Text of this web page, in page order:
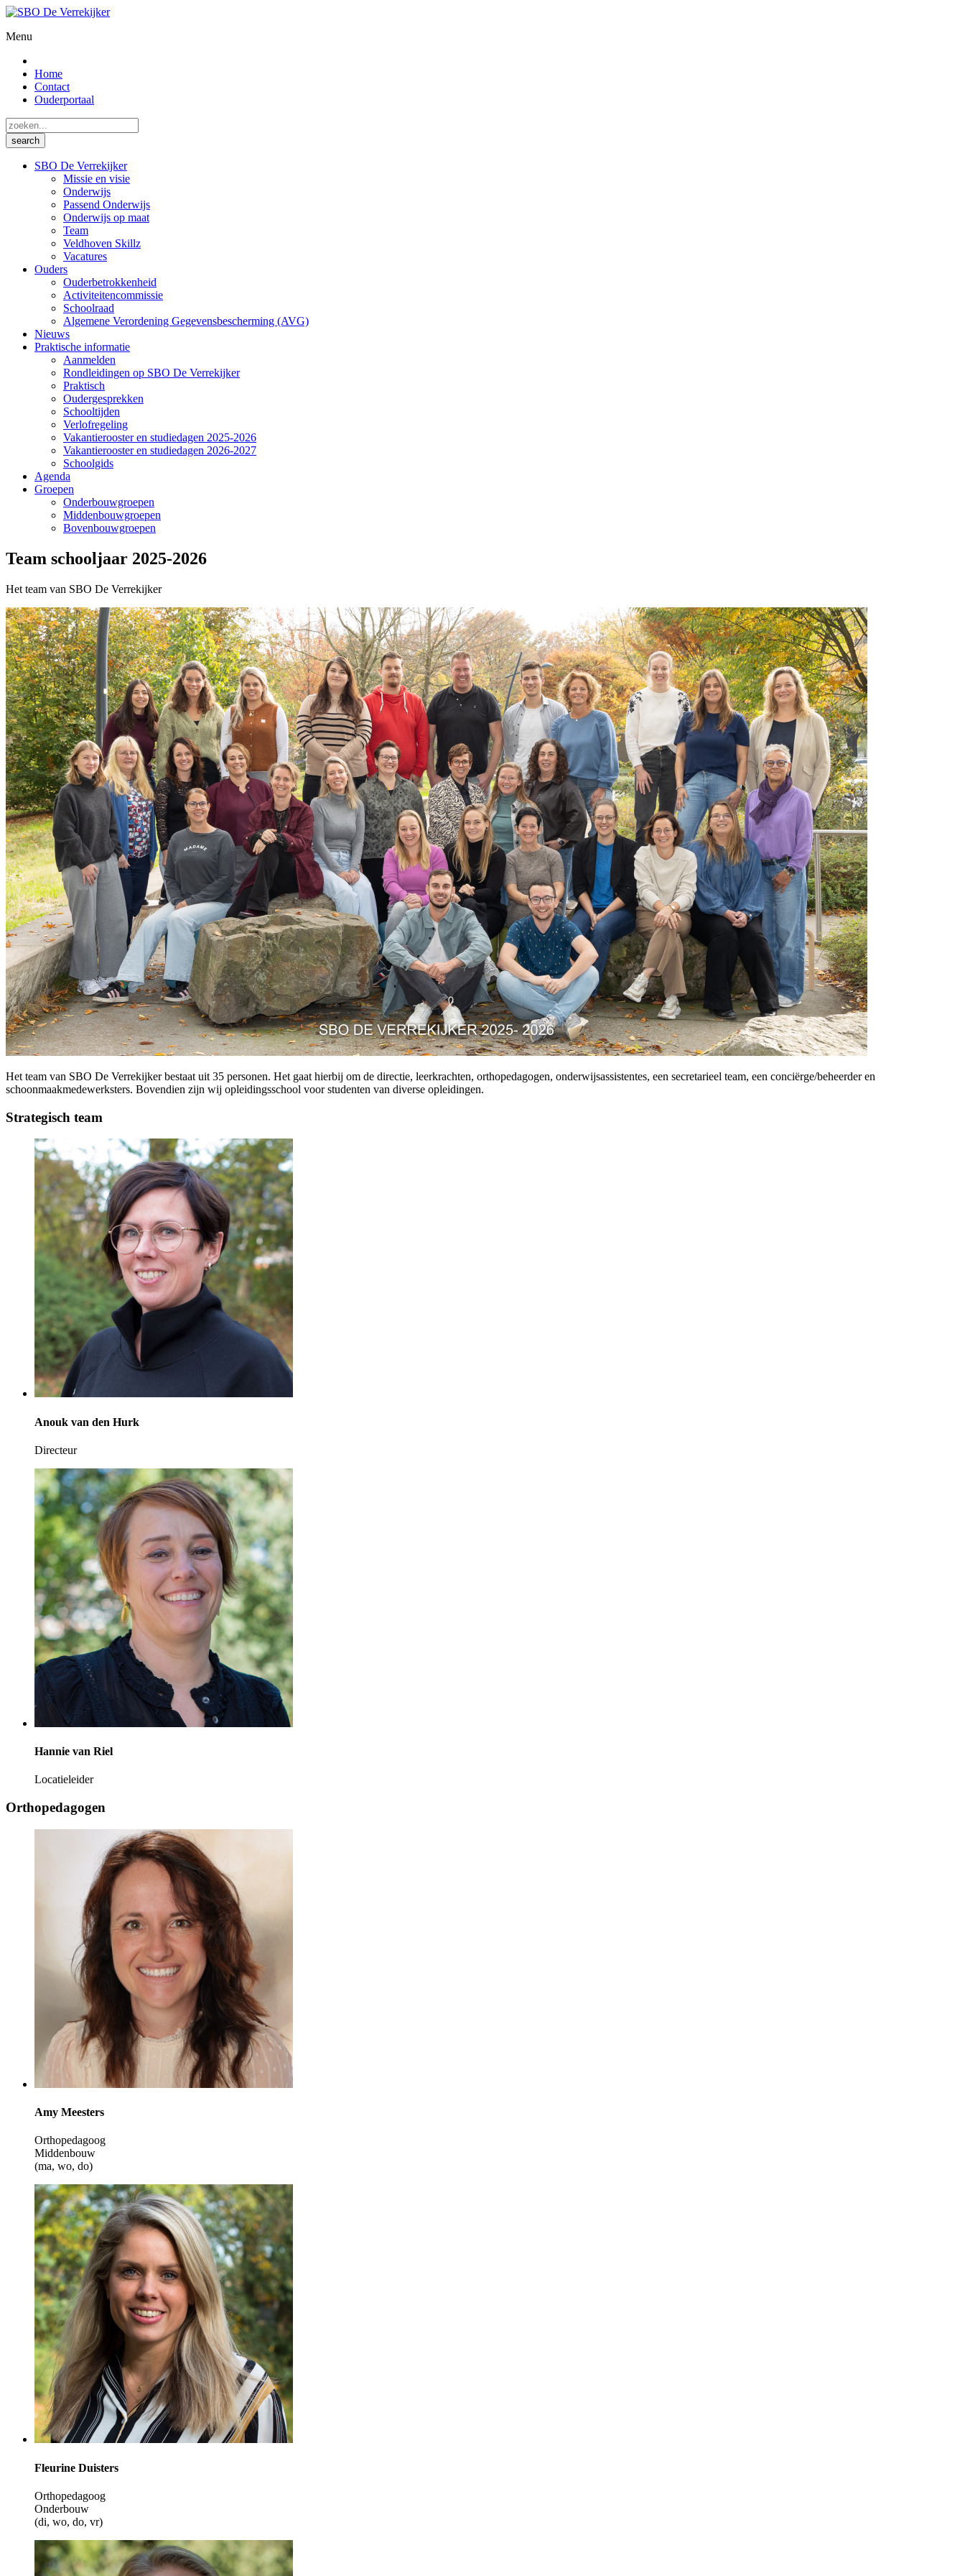
Menu
Home
Contact
Ouderportaal
SBO De Verrekijker
Missie en visie
Onderwijs
Passend Onderwijs
Onderwijs op maat
Team
Veldhoven Skillz
Vacatures
Ouders
Ouderbetrokkenheid
Activiteitencommissie
Schoolraad
Algemene Verordening Gegevensbescherming (AVG)
Nieuws
Praktische informatie
Aanmelden
Rondleidingen op SBO De Verrekijker
Praktisch
Oudergesprekken
Schooltijden
Verlofregeling
Vakantierooster en studiedagen 2025-2026
Vakantierooster en studiedagen 2026-2027
Schoolgids
Agenda
Groepen
Onderbouwgroepen
Middenbouwgroepen
Bovenbouwgroepen
Team schooljaar 2025-2026
Het team van SBO De Verrekijker
Het team van SBO De Verrekijker bestaat uit 35 personen. Het gaat hierbij om de directie, leerkrachten, orthopedagogen, onderwijsassistentes, een secretarieel team, een conciërge/beheerder en
schoonmaakmedewerksters. Bovendien zijn wij opleidingsschool voor studenten van diverse opleidingen.
Strategisch team
Anouk van den Hurk
Directeur
Hannie van Riel
Locatieleider
Orthopedagogen
Amy Meesters
Orthopedagoog
Middenbouw
(ma, wo, do)
Fleurine Duisters
Orthopedagoog
Onderbouw
(di, wo, do, vr)